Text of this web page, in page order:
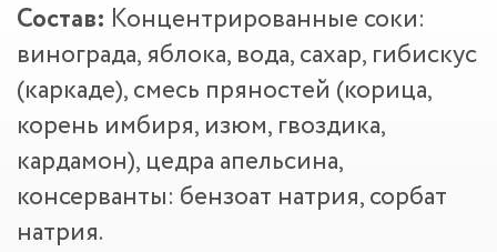
Состав: Концентрированные соки:
винограда, яблока, вода, сахар, гибискус
(каркаде), смесь пряностей (корица,
корень имбиря, изюм, гвоздика,
кардамон), цедра апельсина,
консерванты: бензоат натрия, сорбат
натрия.